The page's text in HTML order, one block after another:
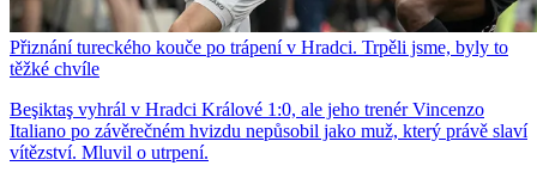
Přiznání tureckého kouče po trápení v Hradci. Trpěli jsme, byly to
těžké chvíle
Beşiktaş vyhrál v Hradci Králové 1:0, ale jeho trenér Vincenzo
Italiano po závěrečném hvizdu nepůsobil jako muž, který právě slaví
vítězství. Mluvil o utrpení.